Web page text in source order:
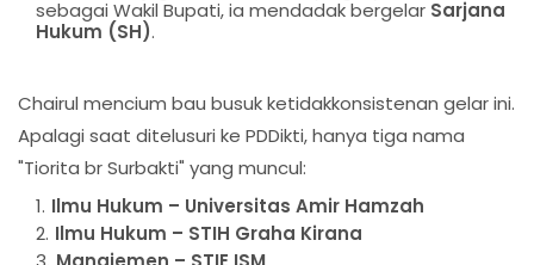
sebagai Wakil Bupati, ia mendadak bergelar Sarjana
Hukum (SH).
Chairul mencium bau busuk ketidakkonsistenan gelar ini.
Apalagi saat ditelusuri ke PDDikti, hanya tiga nama
"Tiorita br Surbakti" yang muncul:
Ilmu Hukum – Universitas Amir Hamzah
Ilmu Hukum – STIH Graha Kirana